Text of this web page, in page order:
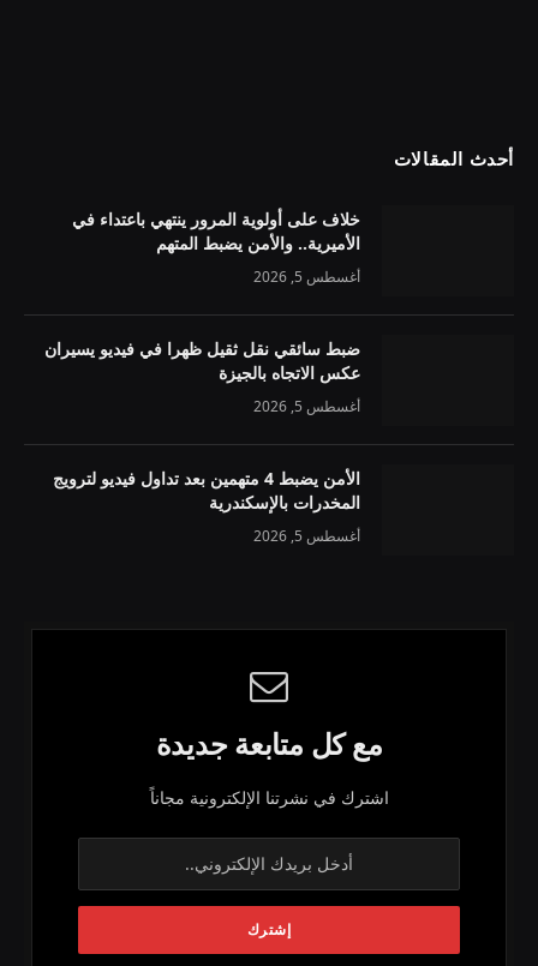
أحدث المقالات
خلاف على أولوية المرور ينتهي باعتداء في
الأميرية.. والأمن يضبط المتهم
أغسطس 5, 2026
ضبط سائقي نقل ثقيل ظهرا في فيديو يسيران
عكس الاتجاه بالجيزة
أغسطس 5, 2026
الأمن يضبط 4 متهمين بعد تداول فيديو لترويج
المخدرات بالإسكندرية
أغسطس 5, 2026
مع كل متابعة جديدة
اشترك في نشرتنا الإلكترونية مجاناً